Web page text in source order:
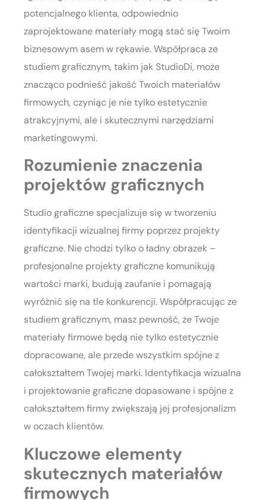
potencjalnego klienta, odpowiednio
zaprojektowane materiały mogą stać się Twoim
biznesowym asem w rękawie. Współpraca ze
studiem graficznym, takim jak StudioDi, może
znacząco podnieść jakość Twoich materiałów
firmowych, czyniąc je nie tylko estetycznie
atrakcyjnymi, ale i skutecznymi narzędziami
marketingowymi.
Rozumienie znaczenia
projektów graficznych
Studio graficzne specjalizuje się w tworzeniu
identyfikacji wizualnej firmy poprzez projekty
graficzne. Nie chodzi tylko o ładny obrazek –
profesjonalne projekty graficzne komunikują
wartości marki, budują zaufanie i pomagają
wyróżnić się na tle konkurencji. Współpracując ze
studiem graficznym, masz pewność, że Twoje
materiały firmowe będą nie tylko estetycznie
dopracowane, ale przede wszystkim spójne z
całokształtem Twojej marki. Identyfikacja wizualna
i projektowanie graficzne dopasowane i spójne z
całokształtem firmy zwiększają jej profesjonalizm
w oczach klientów.
Kluczowe elementy
skutecznych materiałów
firmowych